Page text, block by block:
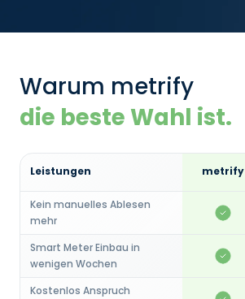
Warum metrify
die beste Wahl ist.
Leistungen metrify
Kein manuelles Ablesen
mehr
Smart Meter Einbau in
wenigen Wochen
Kostenlos Anspruch